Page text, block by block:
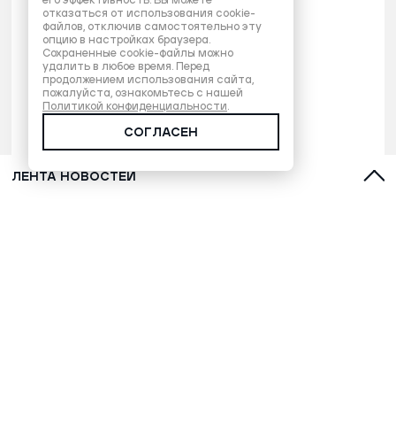
ЛЕНТА НОВОСТЕЙ
отказаться от использования cookie-
файлов, отключив самостоятельно эту
опцию в настройках браузера.
Сохраненные cookie-файлы можно
удалить в любое время. Перед
продолжением использования сайта,
пожалуйста, ознакомьтесь с нашей
Политикой конфиденциальности.
СОГЛАСЕН